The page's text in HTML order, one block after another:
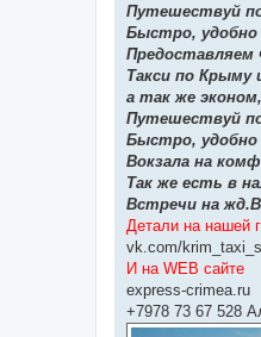
д
о
л
е
н
я
Путешествуй
Быстро,
Предоставляем
Такси по Крыму
а так же
Путешествуй
Быстро,
Вокзала на
Так же есть в
Встречи на
Детали на нашей
vk.com/
И на WEB сайте
express-crimea.ru
+7978 73 67 528